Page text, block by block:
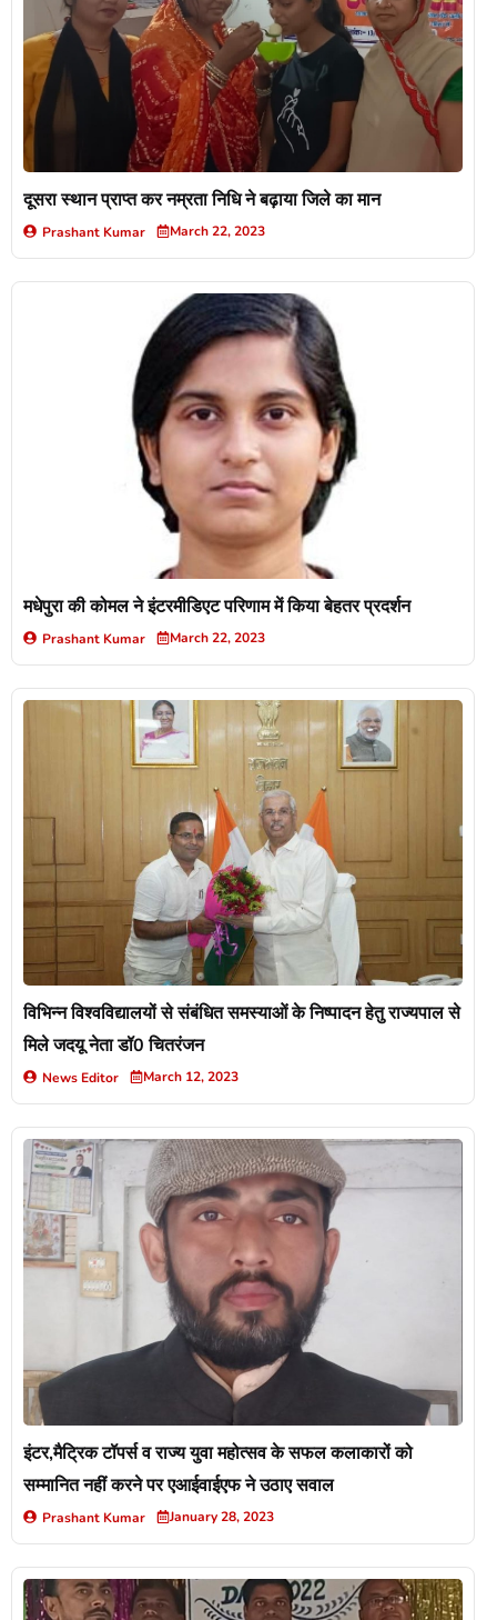
दूसरा स्थान प्राप्त कर नम्रता निधि ने बढ़ाया जिले का मान
Prashant Kumar March 22, 2023
मधेपुरा की कोमल ने इंटरमीडिएट परिणाम में किया बेहतर प्रदर्शन
Prashant Kumar March 22, 2023
विभिन्न विश्वविद्यालयों से संबंधित समस्याओं के निष्पादन हेतु राज्यपाल से
मिले जदयू नेता डॉ0 चितरंजन
News Editor March 12, 2023
इंटर,मैट्रिक टॉपर्स व राज्य युवा महोत्सव के सफल कलाकारों को
सम्मानित नहीं करने पर एआईवाईएफ ने उठाए सवाल
Prashant Kumar January 28, 2023